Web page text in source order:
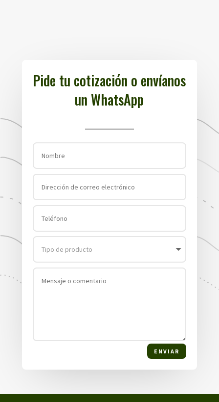
Pide tu cotización o envíanos
un WhatsApp
ENVIAR